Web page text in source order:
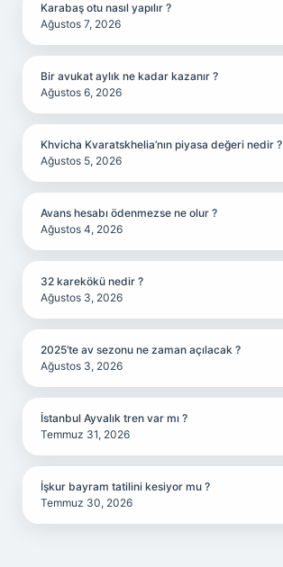
Karabaş otu nasıl yapılır ?
Ağustos 7, 2026
Bir avukat aylık ne kadar kazanır ?
Ağustos 6, 2026
Khvicha Kvaratskhelia’nın piyasa değeri nedir ?
Ağustos 5, 2026
Avans hesabı ödenmezse ne olur ?
Ağustos 4, 2026
32 karekökü nedir ?
Ağustos 3, 2026
2025’te av sezonu ne zaman açılacak ?
Ağustos 3, 2026
İstanbul Ayvalık tren var mı ?
Temmuz 31, 2026
İşkur bayram tatilini kesiyor mu ?
Temmuz 30, 2026